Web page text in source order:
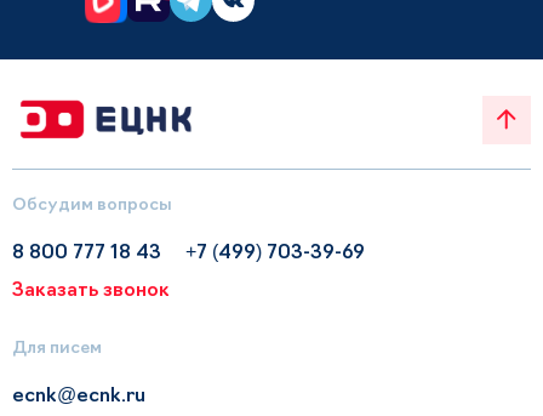
Обсудим вопросы
8 800 777 18 43
+7 (499) 703-39-69
Заказать звонок
Для писем
ecnk@ecnk.ru